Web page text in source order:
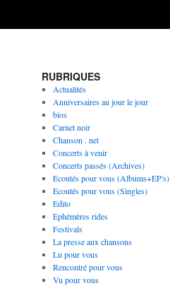
RUBRIQUES
Actualités
Anniversaires au jour le jour
bios
Carnet noir
Chanson . net
Concerts à venir
Concerts passés (Archives)
Ecoutés pour vous (Albums+EP's)
Ecoutés pour vous (Singles)
Edito
Ephémères rides
Festivals
La presse aux chansons
Lu pour vous
Rencontré pour vous
Vu pour vous